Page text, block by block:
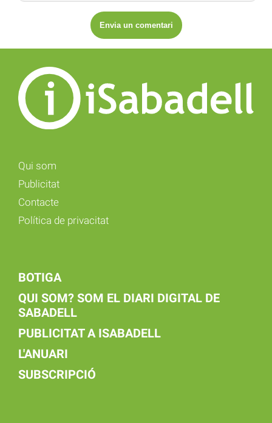
Qui som
Publicitat
Contacte
Política de privacitat
BOTIGA
QUI SOM? SOM EL DIARI DIGITAL DE
SABADELL
PUBLICITAT A ISABADELL
L'ANUARI
SUBSCRIPCIÓ